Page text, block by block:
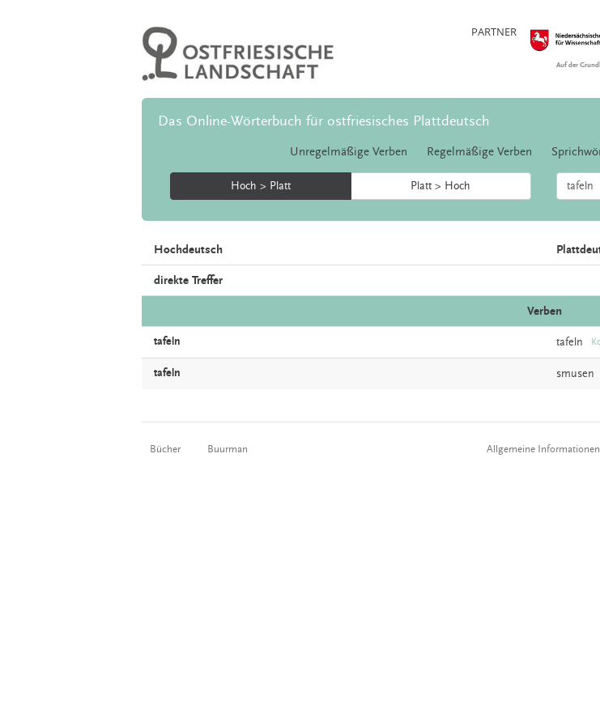
PARTNER
Auf der
Das Online-Wörterbuch für ostfriesisches Plattdeutsch
Unregelmäßige Verben Regelmäßige Verben
Hoch > Platt Platt > Hoch
Hochdeutsch
direkte Treffer
Verben
tafeln tafeln
tafeln smusen
Bücher Buurman Allgemeine Informationen